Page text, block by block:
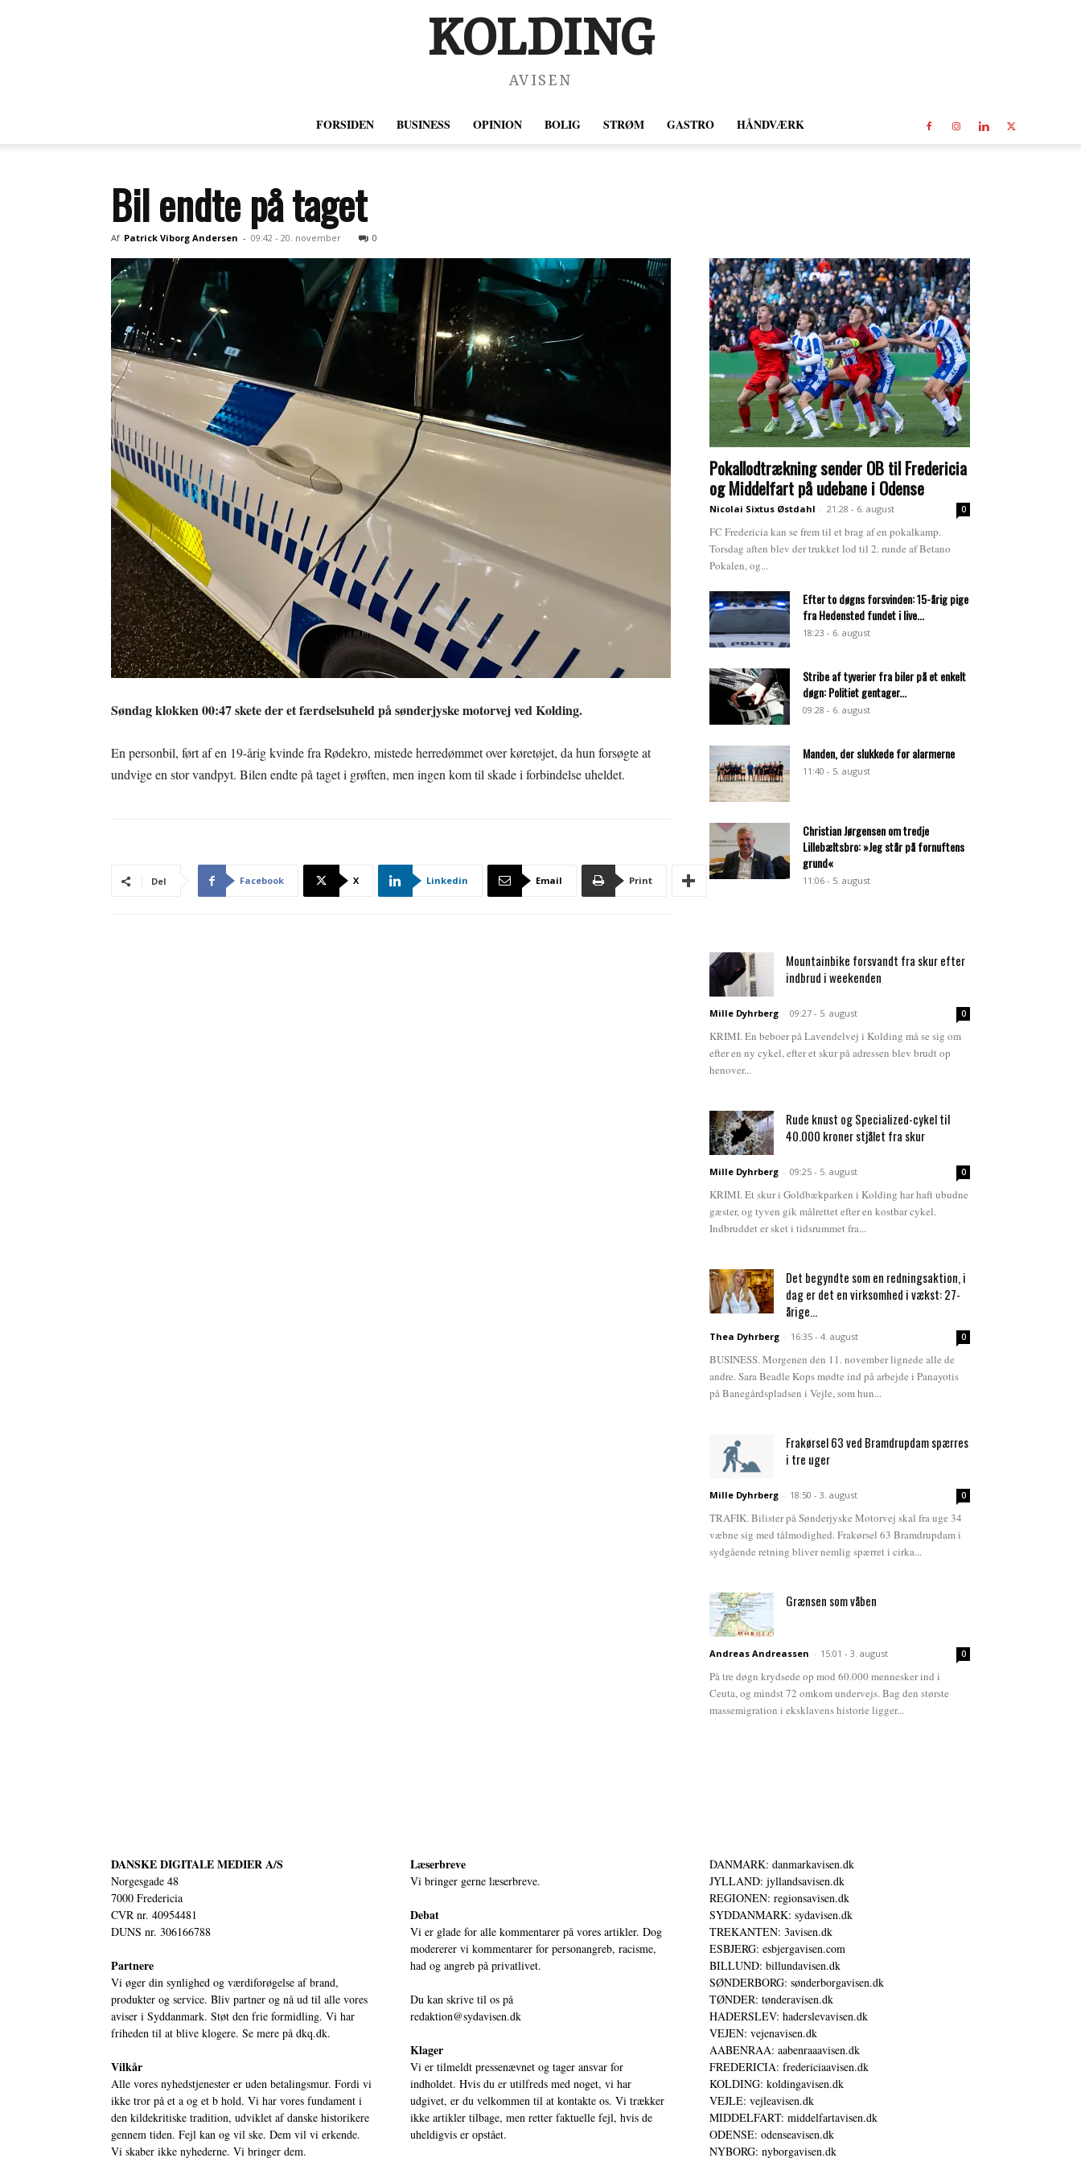
KOLDING
AVISEN
FORSIDEN BUSINESS OPINION BOLIG STRØM GASTRO HÅNDVÆRK
Bil endte på taget
Af Patrick Viborg Andersen - 09:42 - 20. november 0
Søndag klokken 00:47 skete der et færdselsuheld på sønderjyske motorvej ved Kolding.
En personbil, ført af en 19-årig kvinde fra Rødekro, mistede herredømmet over køretøjet, da hun forsøgte at
undvige en stor vandpyt. Bilen endte på taget i grøften, men ingen kom til skade i forbindelse uheldet.
Del Facebook X Linkedin Email Print
Pokallodtrækning sender OB til Fredericia
og Middelfart på udebane i Odense
Nicolai Sixtus Østdahl - 21:28 - 6. august 0
FC Fredericia kan se frem til et brag af en pokalkamp.
Torsdag aften blev der trukket lod til 2. runde af Betano
Pokalen, og...
Efter to døgns forsvinden: 15-årig pige
fra Hedensted fundet i live...
18:23 - 6. august
Stribe af tyverier fra biler på et enkelt
døgn: Politiet gentager...
09:28 - 6. august
Manden, der slukkede for alarmerne
11:40 - 5. august
Christian Jørgensen om tredje
Lillebæltsbro: »Jeg står på fornuftens
grund«
11:06 - 5. august
Mountainbike forsvandt fra skur efter
indbrud i weekenden
Mille Dyhrberg - 09:27 - 5. august 0
KRIMI. En beboer på Lavendelvej i Kolding må se sig om
efter en ny cykel, efter et skur på adressen blev brudt op
henover...
Rude knust og Specialized-cykel til
40.000 kroner stjålet fra skur
Mille Dyhrberg - 09:25 - 5. august 0
KRIMI. Et skur i Goldbækparken i Kolding har haft ubudne
gæster, og tyven gik målrettet efter en kostbar cykel.
Indbruddet er sket i tidsrummet fra...
Det begyndte som en redningsaktion, i
dag er det en virksomhed i vækst: 27-
årige...
Thea Dyhrberg - 16:35 - 4. august 0
BUSINESS. Morgenen den 11. november lignede alle de
andre. Sara Beadle Kops mødte ind på arbejde i Panayotis
på Banegårdspladsen i Vejle, som hun...
Frakørsel 63 ved Bramdrupdam spærres
i tre uger
Mille Dyhrberg - 18:50 - 3. august 0
TRAFIK. Bilister på Sønderjyske Motorvej skal fra uge 34
væbne sig med tålmodighed. Frakørsel 63 Bramdrupdam i
sydgående retning bliver nemlig spærret i cirka...
Grænsen som våben
Andreas Andreassen - 15:01 - 3. august 0
På tre døgn krydsede op mod 60.000 mennesker ind i
Ceuta, og mindst 72 omkom undervejs. Bag den største
massemigration i eksklavens historie ligger...
DANSKE DIGITALE MEDIER A/S
Norgesgade 48
7000 Fredericia
CVR nr. 40954481
DUNS nr. 306166788
Partnere
Vi øger din synlighed og værdiforøgelse af brand,
produkter og service. Bliv partner og nå ud til alle vores
aviser i Syddanmark. Støt den frie formidling. Vi har
friheden til at blive klogere. Se mere på dkq.dk.
Vilkår
Alle vores nyhedstjenester er uden betalingsmur. Fordi vi
ikke tror på et a og et b hold. Vi har vores fundament i
den kildekritiske tradition, udviklet af danske historikere
gennem tiden. Fejl kan og vil ske. Dem vil vi erkende.
Vi skaber ikke nyhederne. Vi bringer dem.
Læserbreve
Vi bringer gerne læserbreve.
Debat
Vi er glade for alle kommentarer på vores artikler. Dog
modererer vi kommentarer for personangreb, racisme,
had og angreb på privatlivet.
Du kan skrive til os på
redaktion@sydavisen.dk
Klager
Vi er tilmeldt pressenævnet og tager ansvar for
indholdet. Hvis du er utilfreds med noget, vi har
udgivet, er du velkommen til at kontakte os. Vi trækker
ikke artikler tilbage, men retter faktuelle fejl, hvis de
uheldigvis er opstået.
DANMARK: danmarkavisen.dk
JYLLAND: jyllandsavisen.dk
REGIONEN: regionsavisen.dk
SYDDANMARK: sydavisen.dk
TREKANTEN: 3avisen.dk
ESBJERG: esbjergavisen.com
BILLUND: billundavisen.dk
SØNDERBORG: sønderborgavisen.dk
TØNDER: tønderavisen.dk
HADERSLEV: haderslevavisen.dk
VEJEN: vejenavisen.dk
AABENRAA: aabenraaavisen.dk
FREDERICIA: fredericiaavisen.dk
KOLDING: koldingavisen.dk
VEJLE: vejleavisen.dk
MIDDELFART: middelfartavisen.dk
ODENSE: odenseavisen.dk
NYBORG: nyborgavisen.dk